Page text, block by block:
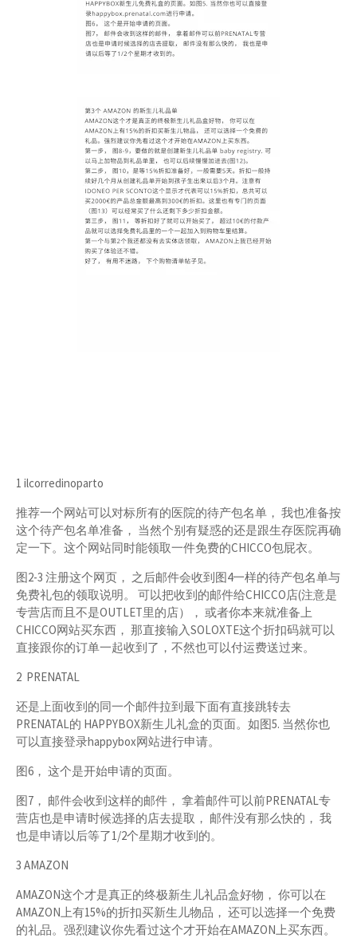
1 ilcorredinoparto
推荐一个网站可以对标所有的医院的待产包名单， 我也准备按
这个待产包名单准备， 当然个别有疑惑的还是跟生存医院再确
定一下。这个网站同时能领取一件免费的CHICCO包屁衣。
图2-3 注册这个网页， 之后邮件会收到图4一样的待产包名单与
免费礼包的领取说明。 可以把收到的邮件给CHICCO店(注意是
专营店而且不是OUTLET里的店）， 或者你本来就准备上
CHICCO网站买东西， 那直接输入SOLOXTE这个折扣码就可以
直接跟你的订单一起收到了，不然也可以付运费送过来。
2 PRENATAL
还是上面收到的同一个邮件拉到最下面有直接跳转去
PRENATAL的 HAPPYBOX新生儿礼盒的页面。如图5. 当然你也
可以直接登录happybox网站进行申请。
图6， 这个是开始申请的页面。
图7， 邮件会收到这样的邮件， 拿着邮件可以前PRENATAL专
营店也是申请时候选择的店去提取， 邮件没有那么快的， 我
也是申请以后等了1/2个星期才收到的。
3 AMAZON
AMAZON这个才是真正的终极新生儿礼品盒好物， 你可以在
AMAZON上有15%的折扣买新生儿物品， 还可以选择一个免费
的礼品。强烈建议你先看过这个才开始在AMAZON上买东西。